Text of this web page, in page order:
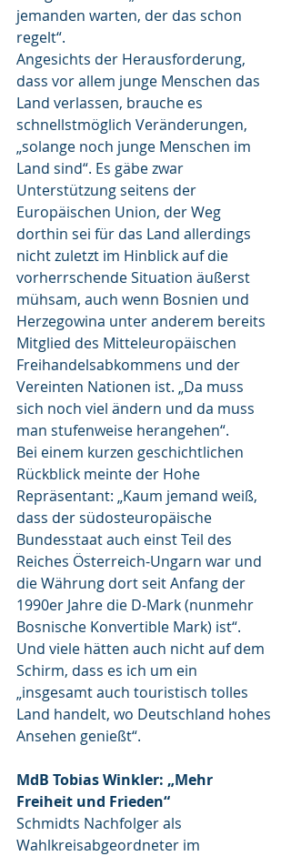
jemanden warten, der das schon
regelt“.
Angesichts der Herausforderung,
dass vor allem junge Menschen das
Land verlassen, brauche es
schnellstmöglich Veränderungen,
„solange noch junge Menschen im
Land sind“. Es gäbe zwar
Unterstützung seitens der
Europäischen Union, der Weg
dorthin sei für das Land allerdings
nicht zuletzt im Hinblick auf die
vorherrschende Situation äußerst
mühsam, auch wenn Bosnien und
Herzegowina unter anderem bereits
Mitglied des Mitteleuropäischen
Freihandelsabkommens und der
Vereinten Nationen ist. „Da muss
sich noch viel ändern und da muss
man stufenweise herangehen“.
Bei einem kurzen geschichtlichen
Rückblick meinte der Hohe
Repräsentant: „Kaum jemand weiß,
dass der südosteuropäische
Bundesstaat auch einst Teil des
Reiches Österreich-Ungarn war und
die Währung dort seit Anfang der
1990er Jahre die D-Mark (nunmehr
Bosnische Konvertible Mark) ist“.
Und viele hätten auch nicht auf dem
Schirm, dass es ich um ein
„insgesamt auch touristisch tolles
Land handelt, wo Deutschland hohes
Ansehen genießt“.
MdB Tobias Winkler: „Mehr
Freiheit und Frieden“
Schmidts Nachfolger als
Wahlkreisabgeordneter im